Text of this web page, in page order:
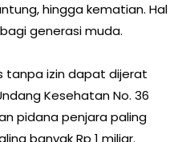
hingga kematian. Hal
generasi muda.
tanpa izin dapat dijerat
Kesehatan No. 36
pidana penjara paling
banyak Rp 1 miliar.